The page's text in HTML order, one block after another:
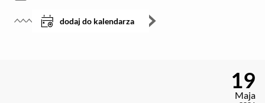
dodaj do kalendarza
19
Maja